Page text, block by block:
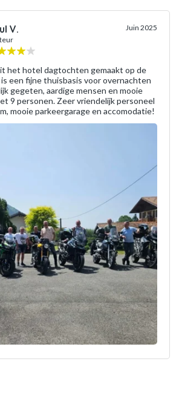
V. Juin 2025
het hotel dagtochten gemaakt op de
een fijne thuisbasis voor overnachten
gegeten, aardige mensen en mooie
9 personen. Zeer vriendelijk personeel
mooie parkeergarage en accomodatie!